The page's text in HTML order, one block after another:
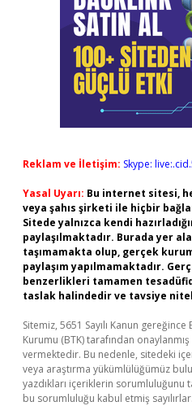
Reklam ve İletişim: Skype:
Yasal Uyarı: Bu internet sitesi,
veya şahıs şirketi ile hiçbir
Sitede yalnızca kendi
paylaşılmaktadır. Burada yer
taşımamakta olup, gerçek
paylaşım yapılmamaktadır.
benzerlikleri tamamen
taslak halindedir ve tavsiye
Sitemiz, 5651 Sayılı Kanun
Kurumu (BTK) tarafından
vermektedir. Bu nedenle, sitedeki
veya araştırma yükümlülüğümüz
yazdıkları içeriklerin sorumluluğunu
bu sorumluluğu kabul etmiş sayılırlar.